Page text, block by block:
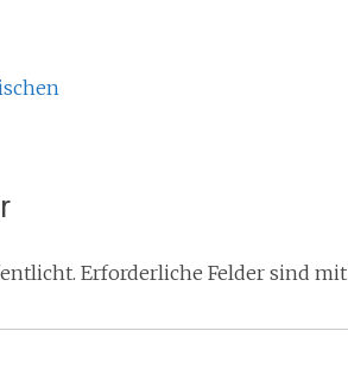
Erforderliche Felder sind mit